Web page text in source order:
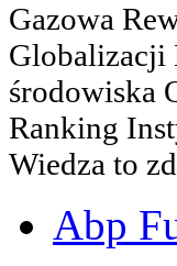
Gazowa
Globalizacji
środowiska
Ranking
Wiedza to
Abp